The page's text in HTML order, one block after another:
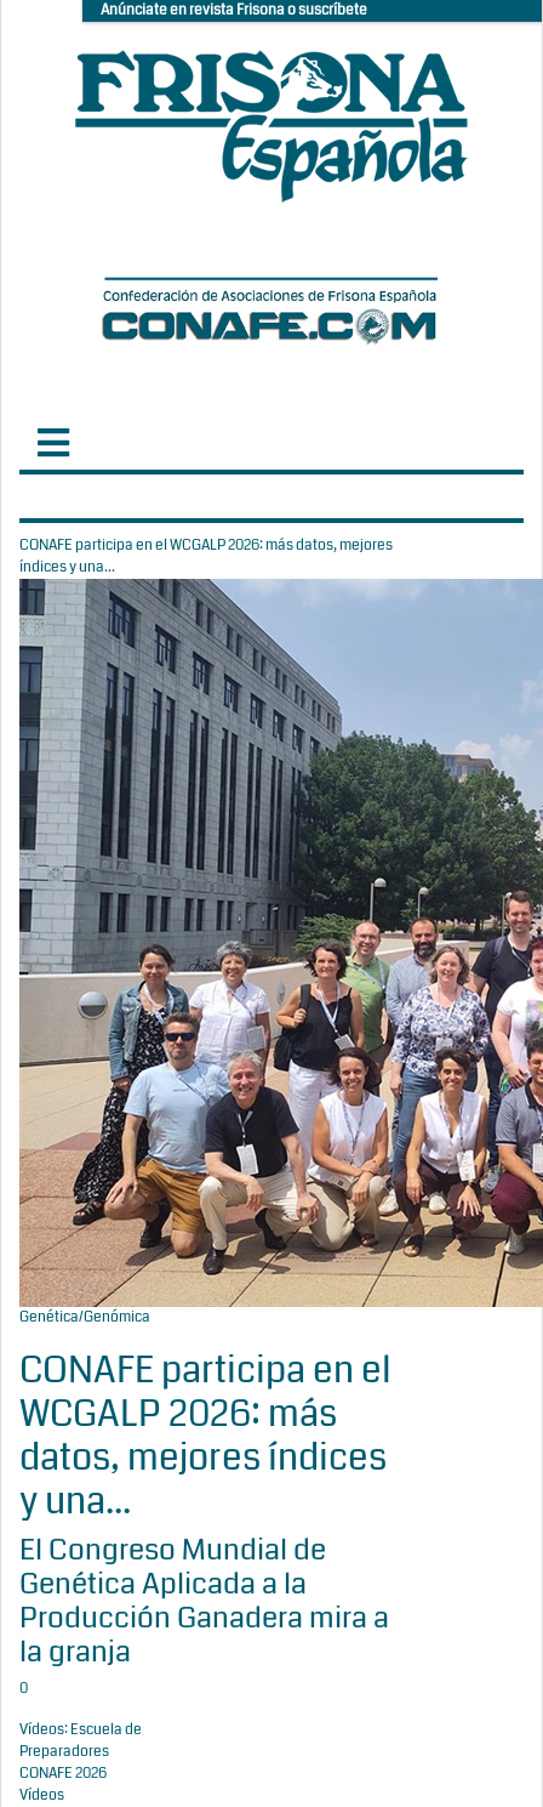
Anúnciate en revista Frisona o suscríbete
CONAFE participa en el WCGALP 2026: más datos, mejores
índices y una...
Genética/Genómica
CONAFE participa en el
WCGALP 2026: más
datos, mejores índices
y una...
El Congreso Mundial de
Genética Aplicada a la
Producción Ganadera mira a
la granja
0
Vídeos: Escuela de
Preparadores
CONAFE 2026
Vídeos